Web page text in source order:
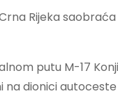
Rijeka
putu M-17
dionici autoceste